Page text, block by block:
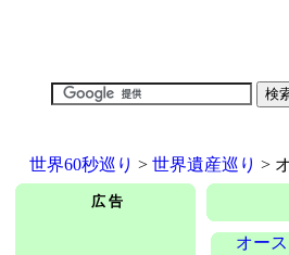
世界60秒巡り > 世界遺産巡り >
広 告
オー